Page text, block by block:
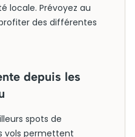
locale. Prévoyez au
des différentes
depuis les
spots de
vols permettent